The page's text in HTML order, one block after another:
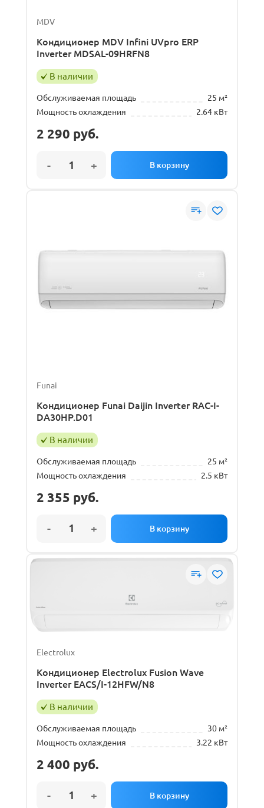
MDV
Кондиционер MDV Infini UVpro ERP
Inverter MDSAL-09HRFN8
В наличии
Обслуживаемая площадь
25 м²
Мощность охлаждения
2.64 кВт
2 290 руб.
Funai
Кондиционер Funai Daijin Inverter RAC-I-
DA30HP.D01
В наличии
Обслуживаемая площадь
25 м²
Мощность охлаждения
2.5 кВт
2 355 руб.
Electrolux
Кондиционер Electrolux Fusion Wave
Inverter EACS/I-12HFW/N8
В наличии
Обслуживаемая площадь
30 м²
Мощность охлаждения
3.22 кВт
2 400 руб.